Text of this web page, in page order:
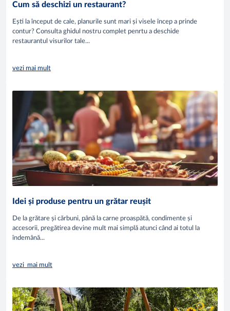
Cum să deschizi un restaurant?
Ești la început de cale, planurile sunt mari și visele încep a prinde
contur? Consulta ghidul nostru complet penrtu a deschide
restaurantul visurilor tale...
vezi mai mult
Idei și produse pentru un grătar reușit
De la grătare și cărbuni, până la carne proaspătă, condimente și
accesorii, pregătirea devine mult mai simplă atunci când ai totul la
îndemână...
vezi mai mult